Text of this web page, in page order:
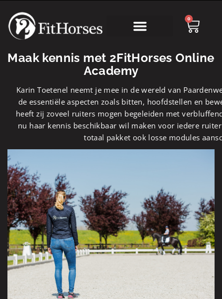
0
Maak kennis met 2FitHorses Online
Academy
Karin Toetenel neemt je mee in de wereld van
de essentiële aspecten zoals bitten, hoofdstellen en
heeft zij zoveel ruiters mogen begeleiden met
nu haar kennis beschikbaar wil maken voor iedere
totaal pakket ook losse modules